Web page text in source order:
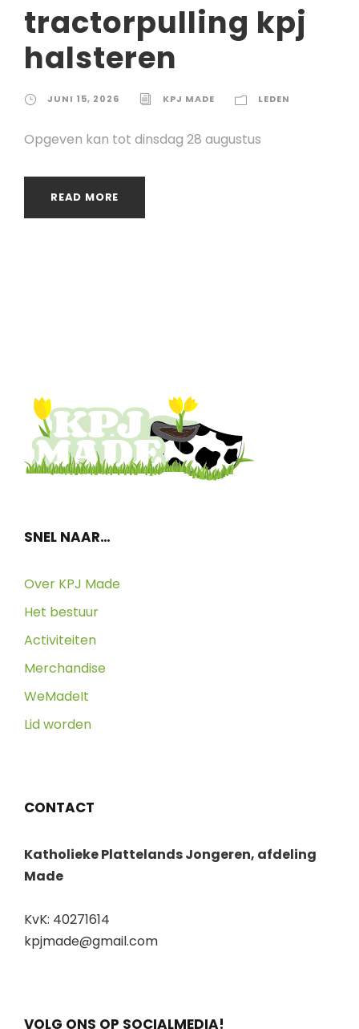
tractorpulling kpj
halsteren
JUNI 15, 2026 KPJ MADE LEDEN
Opgeven kan tot dinsdag 28 augustus
READ MORE
SNEL NAAR…
Over KPJ Made
Het bestuur
Activiteiten
Merchandise
WeMadeIt
Lid worden
CONTACT
Katholieke Plattelands Jongeren, afdeling
Made
KvK: 40271614
kpjmade@gmail.com
VOLG ONS OP SOCIALMEDIA!